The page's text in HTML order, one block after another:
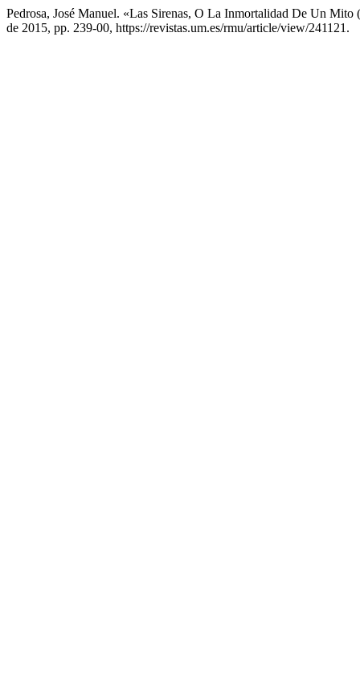
Pedrosa, José Manuel. «Las Sirenas, O La Inmortalidad De Un
de 2015, pp. 239-00, https://revistas.um.es/rmu/article/view/241121.